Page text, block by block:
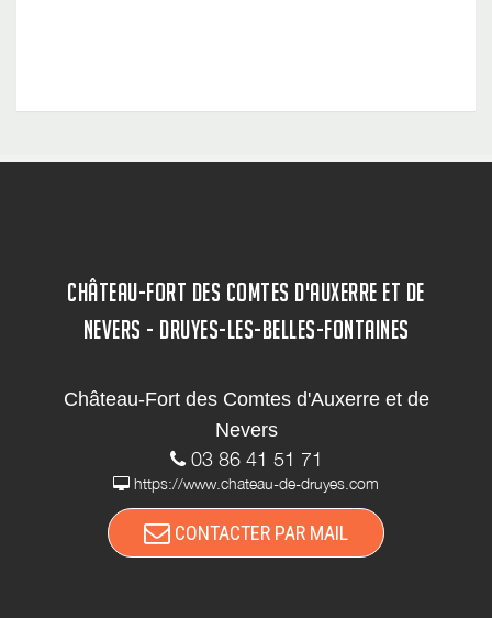
CHÂTEAU-FORT DES COMTES D'AUXERRE ET DE
NEVERS - DRUYES-LES-BELLES-FONTAINES
Château-Fort des Comtes d'Auxerre et de
Nevers
03 86 41 51 71
https://www.chateau-de-druyes.com
CONTACTER PAR MAIL